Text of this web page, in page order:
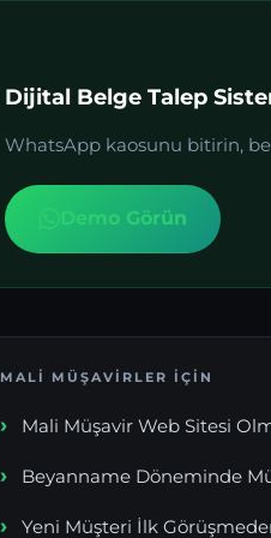
Dijital Belge Talep
WhatsApp kaosunu bitirin,
Demo Görün
MALI MÜŞAVIRLER İÇIN
Mali Müşavir Web Sitesi
Beyanname Döneminde
Yeni Müşteri İlk